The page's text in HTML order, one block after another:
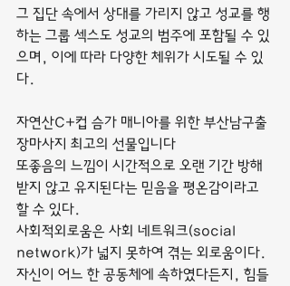
그 집단 속에서 상대를 가리지 않고 성교를 행
하는 그룹 섹스도 성교의 범주에 포함될 수 있
으며, 이에 따라 다양한 체위가 시도될 수 있
다.
자연산C+컵 슴가 매니아를 위한 부산남구출
장마사지 최고의 선물입니다
또좋음의 느낌이 시간적으로 오랜 기간 방해
받지 않고 유지된다는 믿음을 평온감이라고
할 수 있다.
사회적외로움은 사회 네트워크(social
network)가 넓지 못하여 겪는 외로움이다.
자신이 어느 한 공동체에 속하였다든지, 힘들